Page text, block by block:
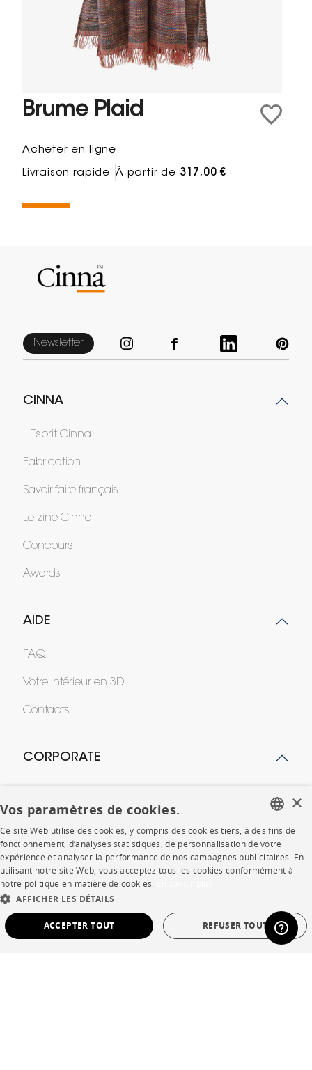
Brume Plaid
Acheter en ligne
Livraison rapide À partir de 317,00 €
Newsletter
CINNA
L'Esprit Cinna
Fabrication
Savoir-faire français
Le zine Cinna
Concours
Awards
AIDE
FAQ
Votre intérieur en 3D
Contacts
CORPORATE
Rejoignez-nous
Devenir concessionnaire
Contract
SHOP
FRENCH
ENGLISH
SPANISH
×
Vos paramètres de cookies.
Ce site Web utilise des cookies, y compris des cookies tiers, à des fins de
fonctionnement, d’analyses statistiques, de personnalisation de votre
expérience et analyser la performance de nos campagnes publicitaires. En
utilisant notre site Web, vous acceptez tous les cookies conformément à
notre politique en matière de cookies.
AFFICHER LES DÉTAILS
ACCEPTER TOUT REFUSER TOUT